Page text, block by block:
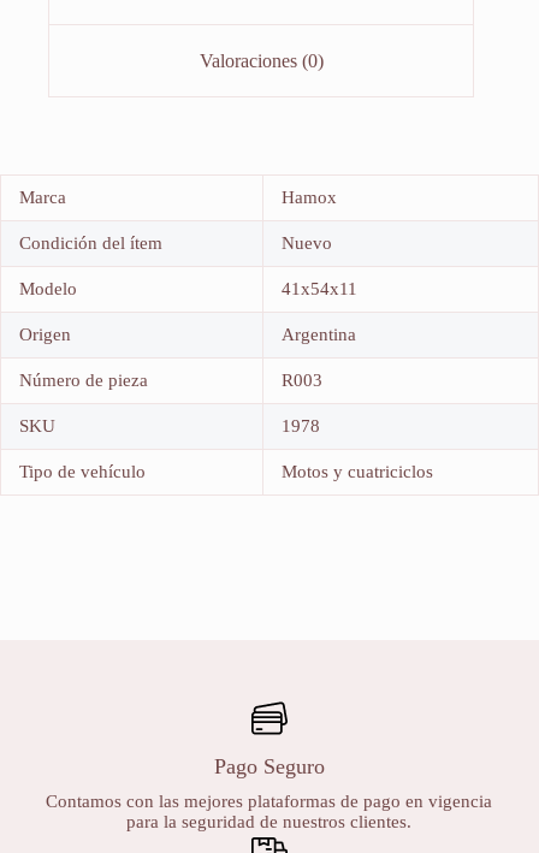
Valoraciones (0)
Marca Hamox
Condición del ítem Nuevo
Modelo 41x54x11
Origen Argentina
Número de pieza R003
SKU 1978
Tipo de vehículo Motos y cuatriciclos
Pago Seguro
Contamos con las mejores plataformas de pago en vigencia
para la seguridad de nuestros clientes.